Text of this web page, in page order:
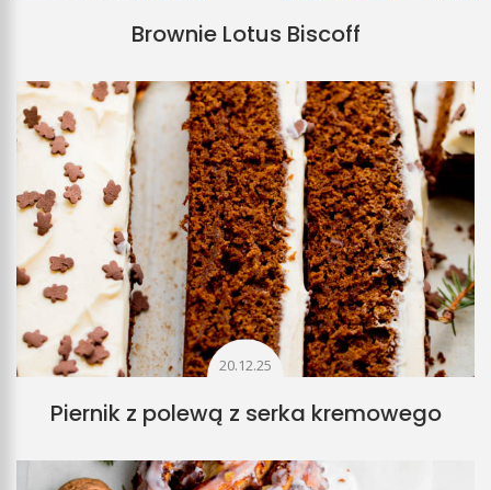
Brownie Lotus Biscoff
20.12.25
Piernik z polewą z serka kremowego